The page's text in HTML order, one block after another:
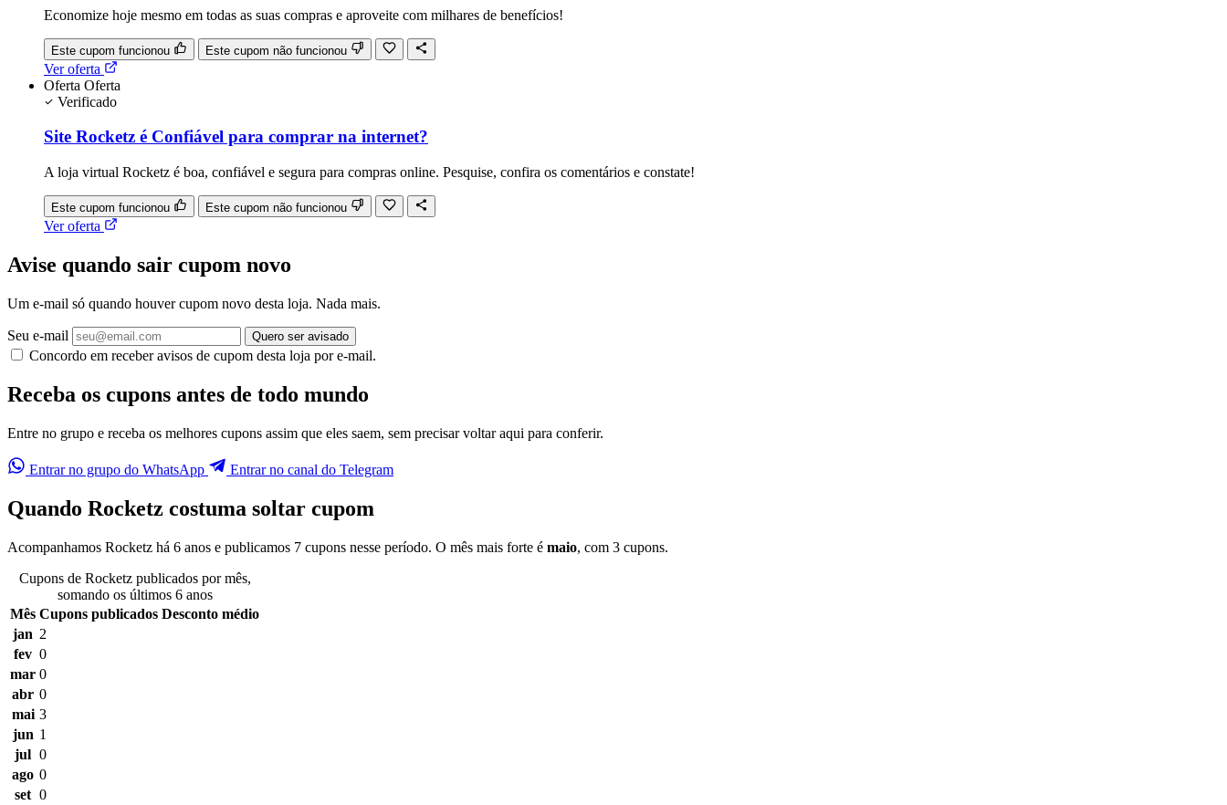
Economize hoje mesmo em todas as suas compras e aproveite com milhares de benefícios!
Este cupom funcionou Este cupom não funcionou
Ver oferta
Oferta Oferta
Verificado
Site Rocketz é Confiável para comprar na internet?
A loja virtual Rocketz é boa, confiável e segura para compras online. Pesquise, confira os comentários e constate!
Este cupom funcionou Este cupom não funcionou
Ver oferta
Avise quando sair cupom novo
Um e-mail só quando houver cupom novo desta loja. Nada mais.
Seu e-mail Quero ser avisado
Concordo em receber avisos de cupom desta loja por e-mail.
Receba os cupons antes de todo mundo
Entre no grupo e receba os melhores cupons assim que eles saem, sem precisar voltar aqui para conferir.
Entrar no grupo do WhatsApp Entrar no canal do Telegram
Quando Rocketz costuma soltar cupom
Acompanhamos Rocketz há 6 anos e publicamos 7 cupons nesse período. O mês mais forte é maio, com 3 cupons.
Cupons de Rocketz publicados por mês,
somando os últimos 6 anos
Mês Cupons publicados Desconto médio
jan 2
fev 0
mar 0
abr 0
mai 3
jun 1
jul 0
ago 0
set 0